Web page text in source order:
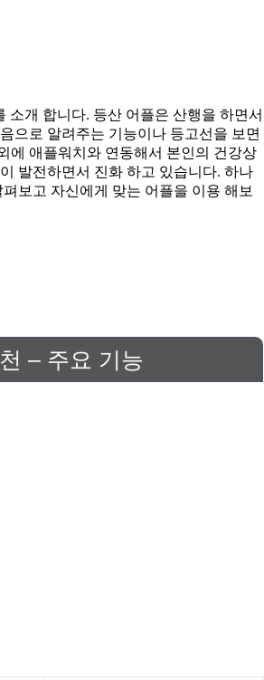
소개 합니다. 등산 어플은 산행을 하면서
으로 알려주는 기능이나 등고선을 보면
에 애플워치와 연동해서 본인의 건강상
발전하면서 진화 하고 있습니다. 하나
보고 자신에게 맞는 어플을 이용 해보
– 주요 기능